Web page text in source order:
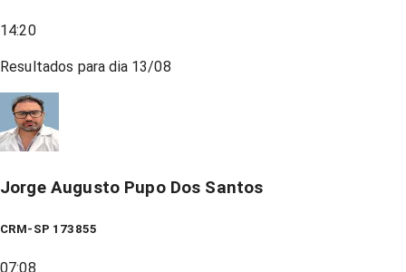
14:20
Resultados para dia 13/08
Jorge Augusto Pupo Dos Santos
CRM-SP 173855
07:08